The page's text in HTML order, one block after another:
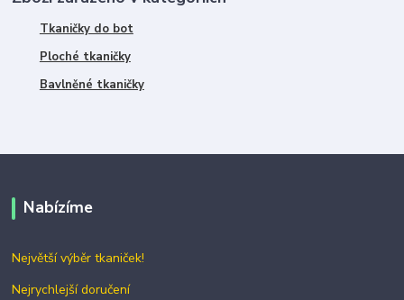
Tkaničky do bot
Ploché tkaničky
Bavlněné tkaničky
Nabízíme
Největší výběr tkaniček!
Nejrychlejší doručení